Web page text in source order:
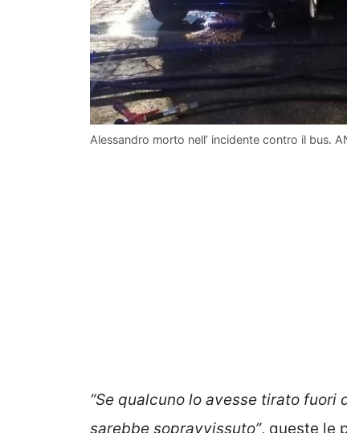
Alessandro morto nell’ incidente contro il bus.
“Se qualcuno lo avesse tirato fuori
sarebbe sopravvissuto”, queste le